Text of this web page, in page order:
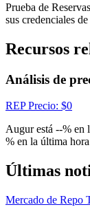
AccesoInscribirse
Prueba de
sus credenciales de
Recursos
Análisis de
REP Precio: $0
Augur está --% en
% en la última
Últimas
Mercado de Repo